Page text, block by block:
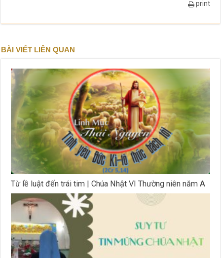
print
BÀI VIẾT LIÊN QUAN
Từ lề luật đến trái tim | Chúa Nhật VI Thường niên năm A